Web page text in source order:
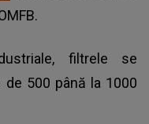
filtrele se
500 până la 1000